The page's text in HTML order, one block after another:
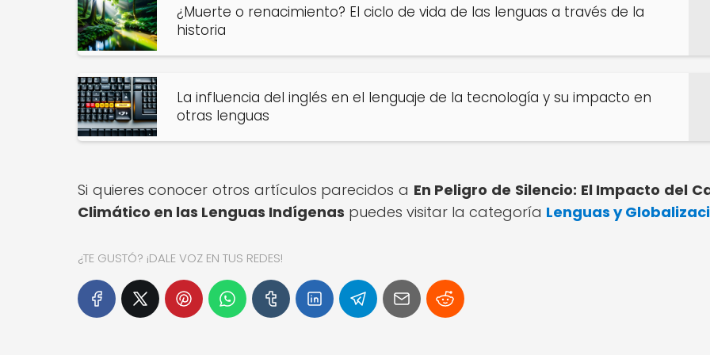
¿Muerte o renacimiento? El ciclo de vida de las lenguas a través de la
historia
La influencia del inglés en el lenguaje de la tecnología y su impacto en
otras lenguas
Si quieres conocer otros artículos parecidos a En Peligro de Silencio: El Impacto del
Climático en las Lenguas Indígenas puedes visitar la categoría Lenguas y
¿TE GUSTÓ? ¡DALE VOZ EN TUS REDES!